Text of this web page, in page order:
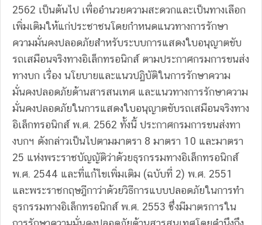
2562 เป็นต้นไป เพื่ออำนวยความสะดวกและเป็นทางเลือก
เพิ่มเติมให้แก่ประชาชนโดยกำหนดแนวทางการรักษา
ความมั่นคงปลอดภัยสำหรับระบบการแสดงใบอนุญาตขับ
รถเสมือนจริงทางอิเล็กทรอนิกส์ ตามประกาศกรมการขนส่ง
ทางบก เรื่อง นโยบายและแนวปฏิบัติในการรักษาความ
มั่นคงปลอดภัยด้านสารสนเทศ และแนวทางการรักษาความ
มั่นคงปลอดภัยในการแสดงใบอนุญาตขับรถเสมือนจริงทาง
อิเล็กทรอนิกส์ พ.ศ. 2562 ทั้งนี้ ประกาศกรมการขนส่งทา
งบกฯ ดังกล่าวเป็นไปตามมาตรา 8 มาตรา 10 และมาตรา
25 แห่งพระราชบัญญัติว่าด้วยธุรกรรมทางอิเล็กทรอนิกส์
พ.ศ. 2544 และที่แก้ไขเพิ่มเติม (ฉบับที่ 2) พ.ศ. 2551
และพระราชกฤษฎีกาว่าด้วยวิธีการแบบปลอดภัยในการทำ
ธุรกรรมทางอิเล็กทรอนิกส์ พ.ศ. 2553 ซึ่งมีมาตรการใน